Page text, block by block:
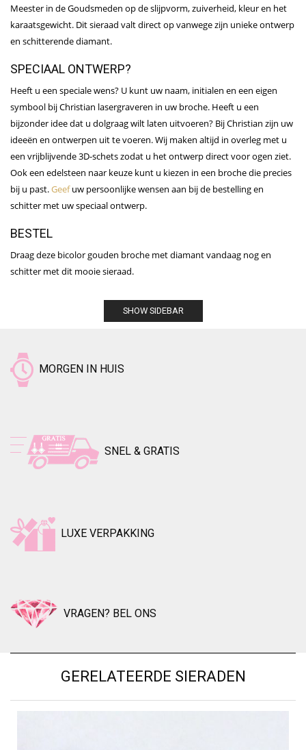
Meester in de Goudsmeden op de slijpvorm, zuiverheid, kleur en het
karaatsgewicht. Dit sieraad valt direct op vanwege zijn unieke ontwerp
en schitterende diamant.
SPECIAAL ONTWERP?
Heeft u een speciale wens? U kunt uw naam, initialen en een eigen
symbool bij Christian lasergraveren in uw broche. Heeft u een
bijzonder idee dat u dolgraag wilt laten uitvoeren? Bij Christian zijn uw
ideeën en ontwerpen uit te voeren. Wij maken altijd in overleg met u
een vrijblijvende 3D-schets zodat u het ontwerp direct voor ogen ziet.
Ook een edelsteen naar keuze kunt u kiezen in een brochedie precies
bij u past.Geefuw persoonlijke wensen aan bij de bestelling en
schitter met uw speciaal ontwerp.
BESTEL
Draag deze bicolor gouden broche met diamant vandaag nog en
schitter met dit mooie sieraad.
SHOW SIDEBAR
MORGEN IN HUIS
SNEL & GRATIS
LUXE VERPAKKING
VRAGEN? BEL ONS
GERELATEERDE SIERADEN